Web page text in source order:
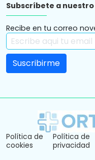
Subscríbete a
Recibe en tu correo
Política de
cookies
Política de
privacidad